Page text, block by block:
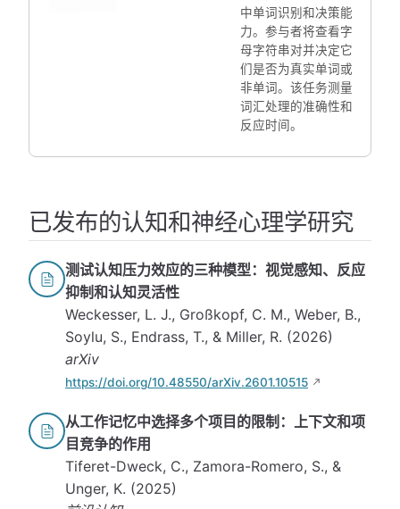
中单词识别和决策能
力。参与者将查看字
母字符串对并决定它
们是否为真实单词或
非单词。该任务测量
词汇处理的准确性和
反应时间。
已发布的认知和神经心理学研究
测试认知压力效应的三种模型：视觉感知、反应
抑制和认知灵活性
Weckesser, L. J., Großkopf, C. M., Weber, B.,
Soylu, S., Endrass, T., & Miller, R. (2026)
arXiv
https://doi.org/10.48550/arXiv.2601.10515
从工作记忆中选择多个项目的限制：上下文和项
目竞争的作用
Tiferet-Dweck, C., Zamora-Romero, S., &
Unger, K. (2025)